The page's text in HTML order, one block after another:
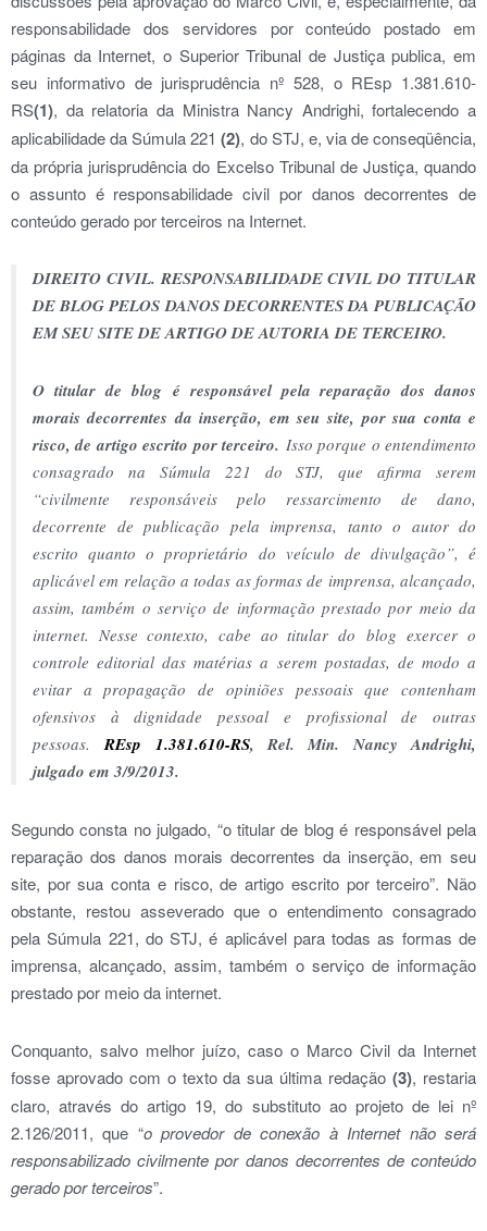
responsabilidade dos servidores por conteúdo postado em
páginas da Internet, o Superior Tribunal de Justiça publica, em
seu informativo de jurisprudência nº 528, o REsp 1.381.610-
RS(1), da relatoria da Ministra Nancy Andrighi, fortalecendo a
aplicabilidade da Súmula 221(2), do STJ, e, via de conseqüência,
da própria jurisprudência do Excelso Tribunal de Justiça, quando
o assunto é responsabilidade civil por danos decorrentes de
conteúdo gerado por terceiros na Internet.
DIREITO CIVIL. RESPONSABILIDADE CIVIL DO TITULAR
DE BLOG PELOS DANOS DECORRENTES DA PUBLICAÇÃO
EM SEU SITE DE ARTIGO DE AUTORIA DE TERCEIRO.
O titular deblog é responsável pela reparação dos danos
morais decorrentes da inserção, em seusite, por sua conta e
risco, de artigo escrito por terceiro. Isso porque o entendimento
consagrado na Súmula 221 do STJ, que afirma serem
“civilmente responsáveis pelo ressarcimento de dano,
decorrente de publicação pela imprensa, tanto o autor do
escrito quanto o proprietário do veículo de divulgação”, é
aplicável em relação a todas as formas de imprensa, alcançado,
assim, também o serviço de informação prestado por meio da
internet. Nesse contexto, cabe ao titular do blog exercer o
controle editorial das matérias a serem postadas, de modo a
evitar a propagação de opiniões pessoais que contenham
ofensivos à dignidade pessoal e profissional de outras
pessoas.REsp 1.381.610-RS, Rel. Min. Nancy Andrighi,
julgado em 3/9/2013.
Segundo consta no julgado, “o titular de blog é responsável pela
reparação dos danos morais decorrentes da inserção, em seu
site, por sua conta e risco, de artigo escrito por terceiro”. Não
obstante, restou asseverado que o entendimento consagrado
pela Súmula 221, do STJ, é aplicável para todas as formas de
imprensa, alcançado, assim, também o serviço de informação
prestado por meio da internet.
Conquanto, salvo melhor juízo, caso o Marco Civil da Internet
fosse aprovado com o texto da sua última redação(3), restaria
claro, através do artigo 19, do substituto ao projeto de lei nº
2.126/2011, que “o provedor de conexão à Internet não será
responsabilizado civilmente por danos decorrentes de conteúdo
gerado por terceiros”.